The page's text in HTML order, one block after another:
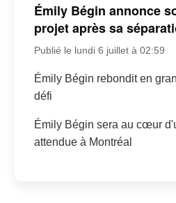
Émily Bégin annonce
projet après sa
Publié le lundi 6 juillet à 02:59
Émily Bégin rebondit en
défi
Émily Bégin sera au cœur
attendue à Montréal